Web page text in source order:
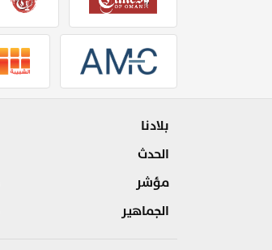
بلادنا
الحدث
مؤشر
الجماهير